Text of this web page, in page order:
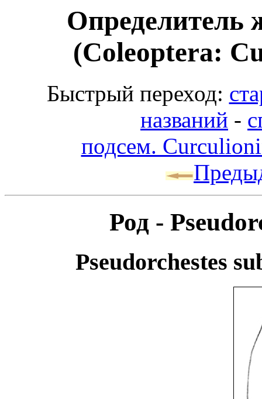
Определитель
(Coleoptera:
Быстрый переход:
названий -
подсем.
Род -
Pseudorchestes